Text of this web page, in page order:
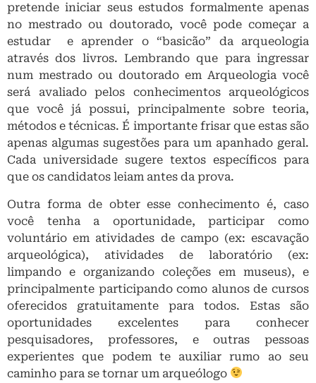
pretende iniciar seus estudos formalmente apenas
no mestrado ou doutorado, você pode começar a
estudar e aprender o “basicão” da arqueologia
através dos livros. Lembrando que para ingressar
num mestrado ou doutorado em Arqueologia você
será avaliado pelos conhecimentos arqueológicos
que você já possui, principalmente sobre teoria,
métodos e técnicas. É importante frisar que estas são
apenas algumas sugestões para um apanhado geral.
Cada universidade sugere textos específicos para
que os candidatos leiam antes da prova.
Outra forma de obter esse conhecimento é, caso
você tenha a oportunidade, participar como
voluntário em atividades de campo (ex: escavação
arqueológica), atividades de laboratório (ex:
limpando e organizando coleções em museus), e
principalmente participando como alunos de cursos
oferecidos gratuitamente para todos. Estas são
oportunidades excelentes para conhecer
pesquisadores, professores, e outras pessoas
experientes que podem te auxiliar rumo ao seu
caminho para se tornar um arqueólogo